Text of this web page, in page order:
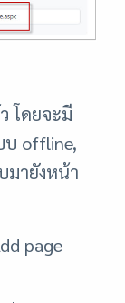
โดยจะมี
บ offline,
มายังหน้า
page